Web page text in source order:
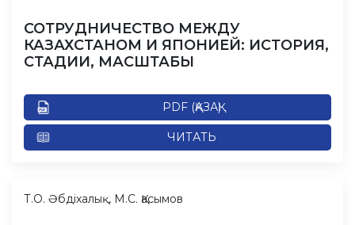
СОТРУДНИЧЕСТВО МЕЖДУ
КАЗАХСТАНОМ И ЯПОНИЕЙ: ИСТОРИЯ,
СТАДИИ, МАСШТАБЫ
PDF (ҚАЗАҚ)
ЧИТАТЬ
Т.О. Әбдіхалық, М.С. Қасымов